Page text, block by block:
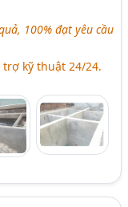
100% đạt yêu cầu
kỹ thuật 24/24.